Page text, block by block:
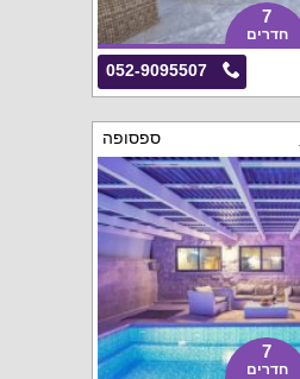
7
חדרים
052-9095507
ספסופה
7
חדרים